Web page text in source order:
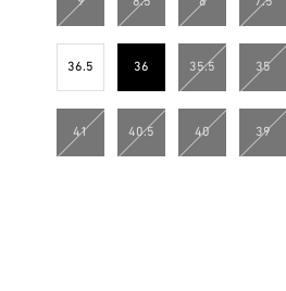
35
35.5
36
36.5
39
40
40.5
41